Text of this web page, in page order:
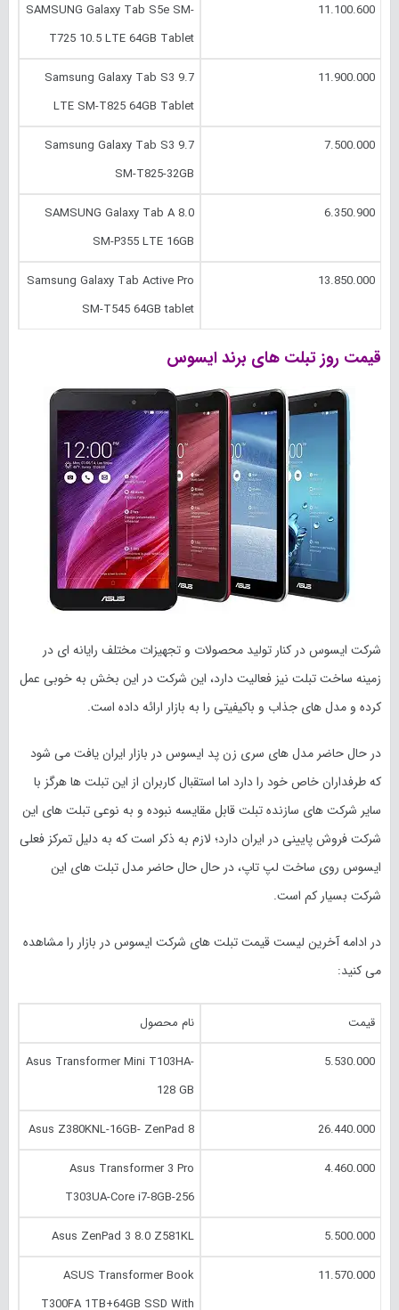
11.100.600
SAMSUNG Galaxy Tab S5e SM-
T725 10.5 LTE 64GB Tablet
11.900.000
Samsung Galaxy Tab S3 9.7
LTE SM-T825 64GB Tablet
7.500.000
Samsung Galaxy Tab S3 9.7
SM-T825-32GB
6.350.900
SAMSUNG Galaxy Tab A 8.0
SM-P355 LTE 16GB
13.850.000
Samsung Galaxy Tab Active Pro
SM-T545 64GB tablet
قیمت روز تبلت های برند ایسوس
شرکت ایسوس در کنار تولید محصولات و تجهیزات مختلف رایانه ای در
زمینه ساخت تبلت نیز فعالیت دارد، این شرکت در این بخش به خوبی عمل
کرده و مدل های جذاب و باکیفیتی را به بازار ارائه داده است.
در حال حاضر مدل های سری زن پد ایسوس در بازار ایران یافت می شود
که طرفداران خاص خود را دارد اما استقبال کاربران از این تبلت ها هرگز با
سایر شرکت های سازنده تبلت قابل مقایسه نبوده و به نوعی تبلت های این
شرکت فروش پایینی در ایران دارد؛ لازم به ذکر است که به دلیل تمرکز فعلی
ایسوس روی ساخت لپ تاپ، در حال حال حاضر مدل‌ تبلت های این
شرکت بسیار کم است.
در ادامه آخرین لیست قیمت تبلت های شرکت ایسوس در بازار را مشاهده
می کنید:
قیمت نام محصول
5.530.000
Asus Transformer Mini T103HA-
128 GB
26.440.000
Asus Z380KNL-16GB- ZenPad 8
4.460.000
Asus Transformer 3 Pro
T303UA-Core i7-8GB-256
5.500.000
Asus ZenPad 3 8.0 Z581KL
11.570.000
ASUS Transformer Book
T300FA 1TB+64GB SSD With